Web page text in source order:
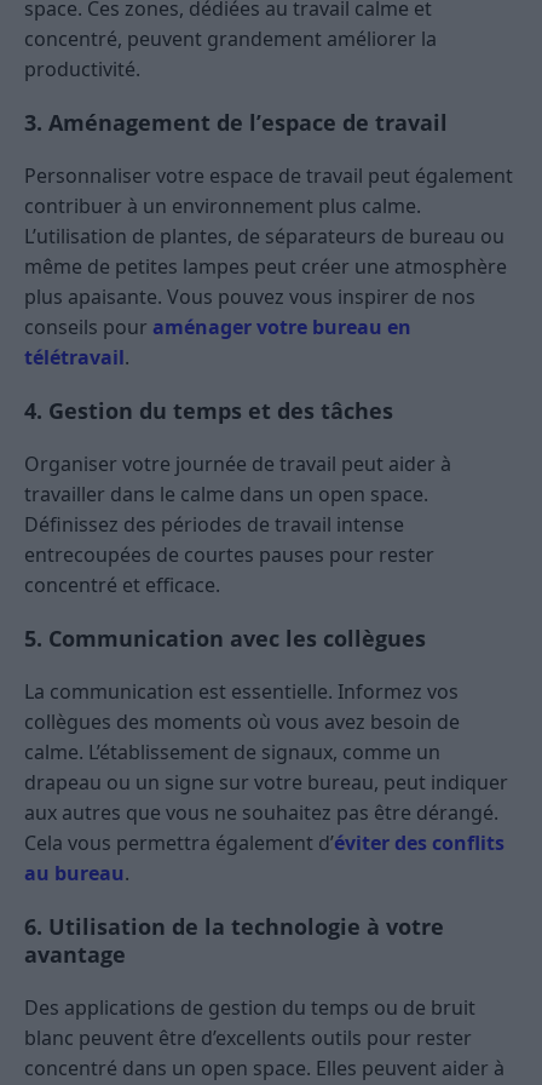
space. Ces zones, dédiées au travail calme et
concentré, peuvent grandement améliorer la
productivité.
3. Aménagement de l’espace de travail
Personnaliser votre espace de travail peut également
contribuer à un environnement plus calme.
L’utilisation de plantes, de séparateurs de bureau ou
même de petites lampes peut créer une atmosphère
plus apaisante. Vous pouvez vous inspirer de nos
conseils pour aménager votre bureau en
télétravail.
4. Gestion du temps et des tâches
Organiser votre journée de travail peut aider à
travailler dans le calme dans un open space.
Définissez des périodes de travail intense
entrecoupées de courtes pauses pour rester
concentré et efficace.
5. Communication avec les collègues
La communication est essentielle. Informez vos
collègues des moments où vous avez besoin de
calme. L’établissement de signaux, comme un
drapeau ou un signe sur votre bureau, peut indiquer
aux autres que vous ne souhaitez pas être dérangé.
Cela vous permettra également d’éviter des conflits
au bureau.
6. Utilisation de la technologie à votre
avantage
Des applications de gestion du temps ou de bruit
blanc peuvent être d’excellents outils pour rester
concentré dans un open space. Elles peuvent aider à